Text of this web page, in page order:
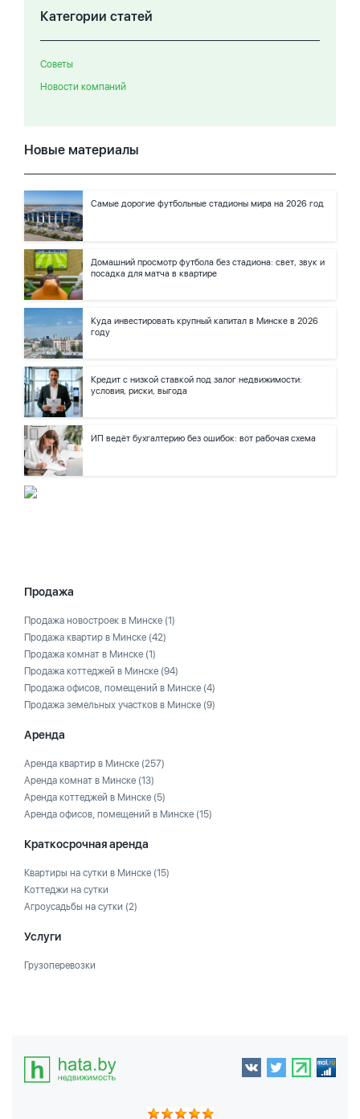
Категории статей
Советы
Новости компаний
Новые материалы
Самые дорогие футбольные стадионы мира на 2026 год
Домашний просмотр футбола без стадиона: свет, звук и
посадка для матча в квартире
Куда инвестировать крупный капитал в Минске в 2026
году
Кредит с низкой ставкой под залог недвижимости:
условия, риски, выгода
ИП ведёт бухгалтерию без ошибок: вот рабочая схема
Продажа
Продажа новостроек в Минске (1)
Продажа квартир в Минске (42)
Продажа комнат в Минске (1)
Продажа коттеджей в Минске (94)
Продажа офисов, помещений в Минске (4)
Продажа земельных участков в Минске (9)
Аренда
Аренда квартир в Минске (257)
Аренда комнат в Минске (13)
Аренда коттеджей в Минске (5)
Аренда офисов, помещений в Минске (15)
Краткосрочная аренда
Квартиры на сутки в Минске (15)
Коттеджи на сутки
Агроусадьбы на сутки (2)
Услуги
Грузоперевозки